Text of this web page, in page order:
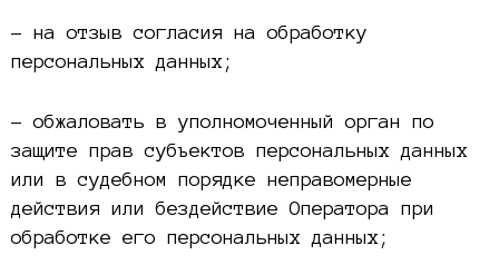
– на отзыв согласия на обработку
персональных данных;
– обжаловать в уполномоченный орган по
защите прав субъектов персональных данных
или в судебном порядке неправомерные
действия или бездействие Оператора при
обработке его персональных данных;